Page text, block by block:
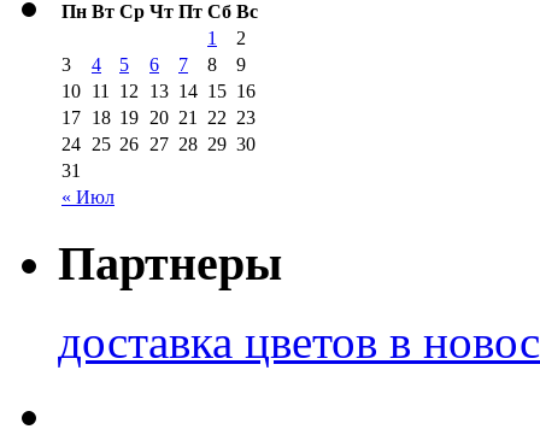
Пн Вт Ср Чт Пт Сб Вс
« Июл
1
2
3
4 5 6 7 8
9
10 11 12 13 14 15 16
17 18 19 20 21 22 23
24 25 26 27 28 29 30
31
Партнеры
доставка цветов в